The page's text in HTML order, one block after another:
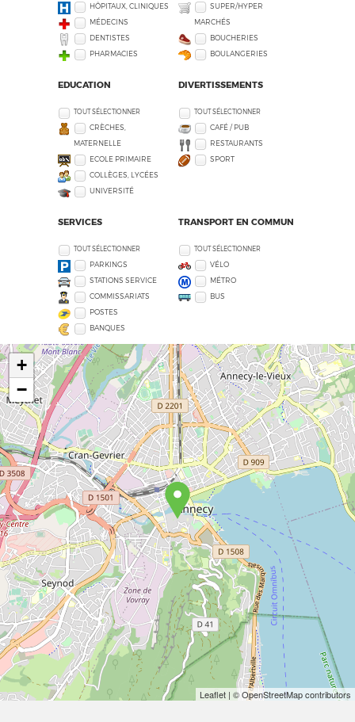
HÔPITAUX, CLINIQUES
MÉDECINS
DENTISTES
PHARMACIES
SUPER/HYPER
MARCHÉS
BOUCHERIES
BOULANGERIES
EDUCATION
TOUT SÉLECTIONNER
CRÈCHES,
MATERNELLE
ECOLE PRIMAIRE
COLLÈGES, LYCÉES
UNIVERSITÉ
DIVERTISSEMENTS
TOUT SÉLECTIONNER
CAFÉ / PUB
RESTAURANTS
SPORT
SERVICES
TOUT SÉLECTIONNER
PARKINGS
STATIONS SERVICE
COMMISSARIATS
POSTES
BANQUES
TRANSPORT EN COMMUN
TOUT SÉLECTIONNER
VÉLO
MÉTRO
BUS
+
−
Leaflet | © OpenStreetMap contributors